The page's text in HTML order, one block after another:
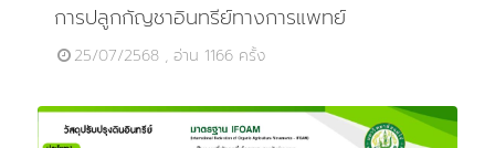
การปลูกกัญชาอินทรีย์ทางการแพทย์
25/07/2568 , อ่าน 1166 ครั้ง